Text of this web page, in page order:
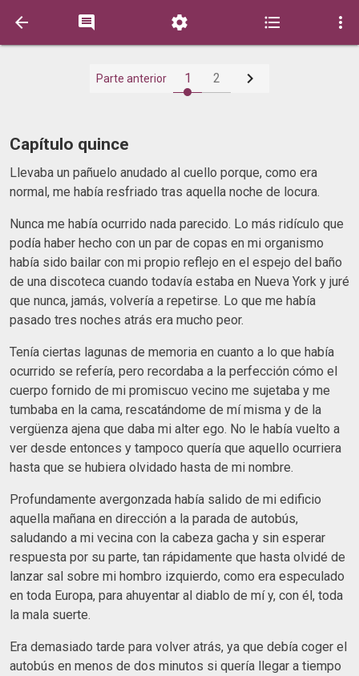
    
Parte anterior 1 2 
Capítulo quince
Llevaba un pañuelo anudado al cuello porque, como era
normal, me había resfriado tras aquella noche de locura.
Nunca me había ocurrido nada parecido. Lo más ridículo que
podía haber hecho con un par de copas en mi organismo
había sido bailar con mi propio reflejo en el espejo del baño
de una discoteca cuando todavía estaba en Nueva York y juré
que nunca, jamás, volvería a repetirse. Lo que me había
pasado tres noches atrás era mucho peor.
Tenía ciertas lagunas de memoria en cuanto a lo que había
ocurrido se refería, pero recordaba a la perfección cómo el
cuerpo fornido de mi promiscuo vecino me sujetaba y me
tumbaba en la cama, rescatándome de mí misma y de la
vergüenza ajena que daba mi alter ego. No le había vuelto a
ver desde entonces y tampoco quería que aquello ocurriera
hasta que se hubiera olvidado hasta de mi nombre.
Profundamente avergonzada había salido de mi edificio
aquella mañana en dirección a la parada de autobús,
saludando a mi vecina con la cabeza gacha y sin esperar
respuesta por su parte, tan rápidamente que hasta olvidé de
lanzar sal sobre mi hombro izquierdo, como era especulado
en toda Europa, para ahuyentar al diablo de mí y, con él, toda
la mala suerte.
Era demasiado tarde para volver atrás, ya que debía coger el
autobús en menos de dos minutos si quería llegar a tiempo